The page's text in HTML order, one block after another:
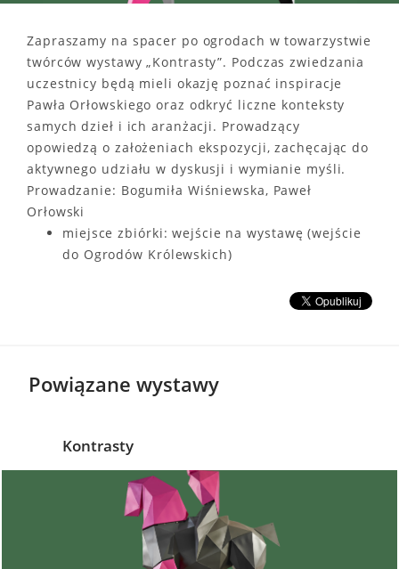
Zapraszamy na spacer po ogrodach w towarzystwie
twórców wystawy „Kontrasty”. Podczas zwiedzania
uczestnicy będą mieli okazję poznać inspiracje
Pawła Orłowskiego oraz odkryć liczne konteksty
samych dzieł i ich aranżacji. Prowadzący
opowiedzą o założeniach ekspozycji, zachęcając do
aktywnego udziału w dyskusji i wymianie myśli.
Prowadzanie: Bogumiła Wiśniewska, Paweł
Orłowski
miejsce zbiórki: wejście na wystawę (wejście
do Ogrodów Królewskich)
Powiązane wystawy
Kontrasty